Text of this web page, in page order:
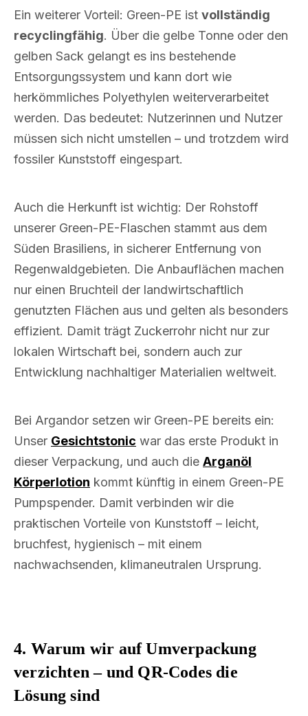
Ein weiterer Vorteil: Green-PE ist vollständig
recyclingfähig. Über die gelbe Tonne oder den
gelben Sack gelangt es ins bestehende
Entsorgungssystem und kann dort wie
herkömmliches Polyethylen weiterverarbeitet
werden. Das bedeutet: Nutzerinnen und Nutzer
müssen sich nicht umstellen – und trotzdem wird
fossiler Kunststoff eingespart.
Auch die Herkunft ist wichtig: Der Rohstoff
unserer Green-PE-Flaschen stammt aus dem
Süden Brasiliens, in sicherer Entfernung von
Regenwaldgebieten. Die Anbauflächen machen
nur einen Bruchteil der landwirtschaftlich
genutzten Flächen aus und gelten als besonders
effizient. Damit trägt Zuckerrohr nicht nur zur
lokalen Wirtschaft bei, sondern auch zur
Entwicklung nachhaltiger Materialien weltweit.
Bei Argandor setzen wir Green-PE bereits ein:
Unser Gesichtstonic war das erste Produkt in
dieser Verpackung, und auch die Arganöl
Körperlotion kommt künftig in einem Green-PE
Pumpspender. Damit verbinden wir die
praktischen Vorteile von Kunststoff – leicht,
bruchfest, hygienisch – mit einem
nachwachsenden, klimaneutralen Ursprung.
4. Warum wir auf Umverpackung
verzichten – und QR-Codes die
Lösung sind